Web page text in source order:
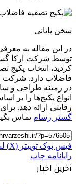
سخن پایانی
در این مقاله به
توسط شرکت ارکا
کردید، انتخاب پکیج
فاضلاب دارد. شرکت
در زمینه طراحی و
انواع پکیج‌ها را بر
رقابتی ارائه دهد.
گستر رسام تماس
فیس بوک توییتر (X)
رایانامه چاپ
آخرین اخبار